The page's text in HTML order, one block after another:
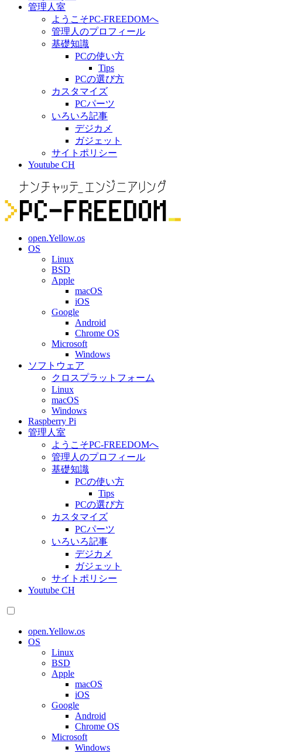
管理人室
ようこそPC-FREEDOMへ
管理人のプロフィール
基礎知識
PCの使い方
Tips
PCの選び方
カスタマイズ
PCパーツ
いろいろ記事
デジカメ
ガジェット
サイトポリシー
Youtube CH
open.Yellow.os
OS
Linux
BSD
Apple
macOS
iOS
Google
Android
Chrome OS
Microsoft
Windows
ソフトウェア
クロスプラットフォーム
Linux
macOS
Windows
Raspberry Pi
管理人室
ようこそPC-FREEDOMへ
管理人のプロフィール
基礎知識
PCの使い方
Tips
PCの選び方
カスタマイズ
PCパーツ
いろいろ記事
デジカメ
ガジェット
サイトポリシー
Youtube CH
open.Yellow.os
OS
Linux
BSD
Apple
macOS
iOS
Google
Android
Chrome OS
Microsoft
Windows